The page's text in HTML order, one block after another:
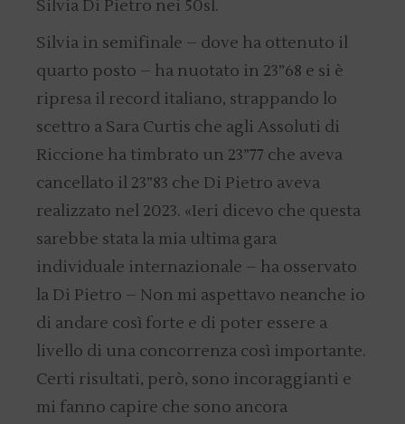
Silvia Di Pietro nei 50sl.
Silvia in semifinale – dove ha ottenuto il
quarto posto – ha nuotato in 23”68 e si è
ripresa il record italiano, strappando lo
scettro a Sara Curtis che agli Assoluti di
Riccione ha timbrato un 23”77 che aveva
cancellato il 23”83 che Di Pietro aveva
realizzato nel 2023. «Ieri dicevo che questa
sarebbe stata la mia ultima gara
individuale internazionale – ha osservato
la Di Pietro – Non mi aspettavo neanche io
di andare così forte e di poter essere a
livello di una concorrenza così importante.
Certi risultati, però, sono incoraggianti e
mi fanno capire che sono ancora